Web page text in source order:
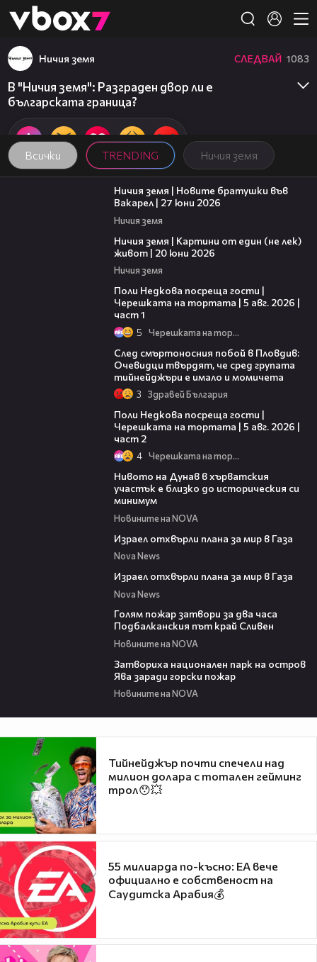
👾
Всички TRENDING Ничия земя
Ничия земя СЛЕДВАЙ 1083
В "Ничия земя": Разграден двор ли е
българската граница?
47:07
Ничия земя | Новите братушки във
Вакарел | 27 юни 2026
Ничия земя
Ничия земя | Картини от един (не лек)
живот | 20 юни 2026
Ничия земя
Поли Недкова посреща гости |
Черешката на тортата | 5 авг. 2026 |
част 1
5 Черешката на тортата
След смъртоносния побой в Пловдив:
Очевидци твърдят, че сред групата
тийнейджъри е имало и момичета
3 Здравей България
Поли Недкова посреща гости |
Черешката на тортата | 5 авг. 2026 |
част 2
4 Черешката на тортата
Нивото на Дунав в хърватския
участък е близко до историческия си
минимум
Новините на NOVA
Израел отхвърли плана за мир в Газа
Nova News
Израел отхвърли плана за мир в Газа
Nova News
Голям пожар затвори за два часа
Подбалканския път край Сливен
Новините на NOVA
Затвориха национален парк на остров
Ява заради горски пожар
Новините на NOVA
Тийнейджър почти спечели над
милион долара с тотален гейминг
трол😯💥
55 милиарда по-късно: EA вече
официално е собственост на
Саудитска Арабия💰